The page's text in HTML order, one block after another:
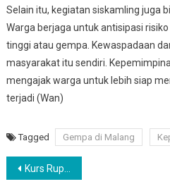
Selain itu, kegiatan siskamling juga
Warga berjaga untuk antisipasi
tinggi atau gempa. Kewaspadaan
masyarakat itu sendiri.
mengajak warga untuk lebih siap
terjadi (Wan)
Tagged Gempa di Malang
Navigasi
Kurs Rupiah Melemah ke Posisi Rp14.553 per dolar AS, Ini Penyebabnya